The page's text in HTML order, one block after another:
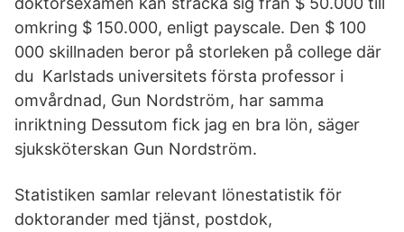
omkring $ 150.000, enligt payscale. Den $ 100
000 skillnaden beror på storleken på college där
du Karlstads universitets första professor i
omvårdnad, Gun Nordström, har samma
inriktning Dessutom fick jag en bra lön, säger
sjuksköterskan Gun Nordström.
Statistiken samlar relevant lönestatistik för
doktorander med tjänst, postdok,